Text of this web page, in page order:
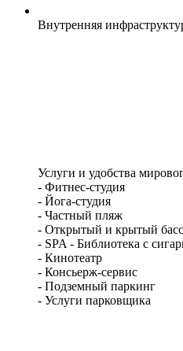
Внутренняя
Услуги и удобства
- Фитнес-студия
- Йога-студия
- Частный пляж
- Открытый и крытый
- SPA - Библиотека с
- Кинотеатр
- Конcьерж-сервис
- Подземный паркинг
- Услуги парковщика